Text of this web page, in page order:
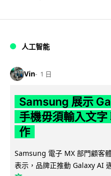
人工智能
Vin 1 日
Samsung 展示
手機毋須輸入文
作
Samsung 電子 MX 部門顧客
表示，品牌正推動 Galaxy AI